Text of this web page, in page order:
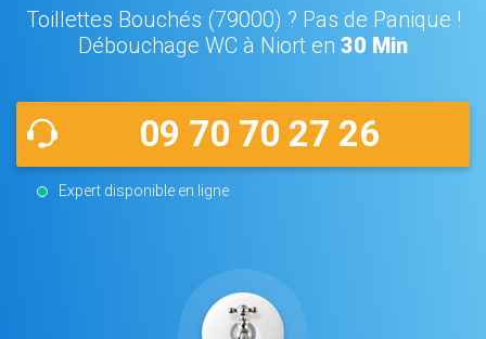
Toillettes Bouchés (79000) ? Pas de Panique !
Débouchage WC à Niort en 30 Min
09 70 70 27 26
Expert disponible en ligne